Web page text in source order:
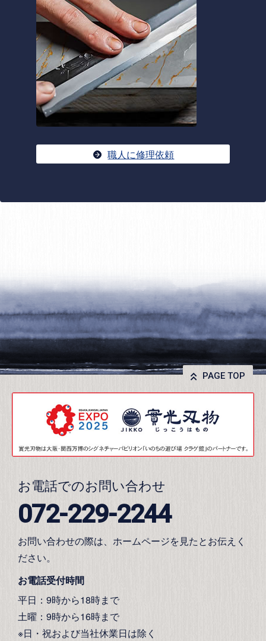
職人に修理依頼
PAGE TOP
お電話でのお問い合わせ
072-229-2244
お問い合わせの際は、ホームページを見たとお伝えく
ださい。
お電話受付時間
平日：9時から18時まで
土曜：9時から16時まで
※日・祝および当社休業日は除く